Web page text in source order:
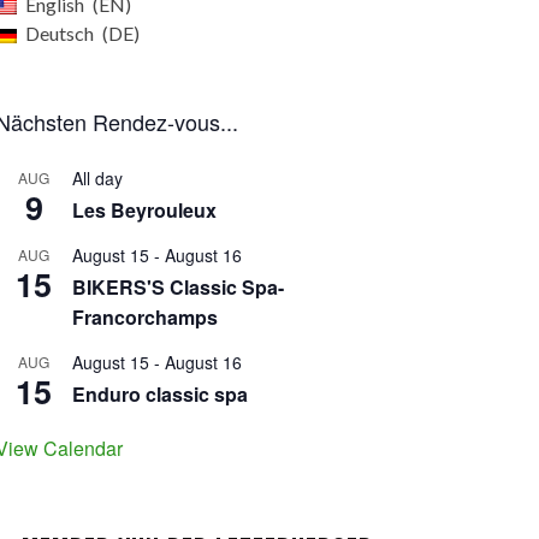
Deutsch
DE
Rendez-vous...
AUG
9
All day
Les Beyrouleux
AUG
15
August 15 - August 16
BIKERS'S Classic Spa-
Francorchamps
AUG
15
August 15 - August 16
Enduro classic spa
Calendar